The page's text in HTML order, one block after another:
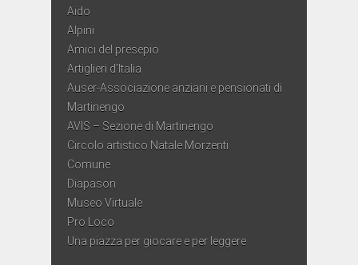
Aido
Alpini
Amici del presepio
Artiglieri d’Italia
Auser-Associazione anziani e pensionati di
Martinengo
AVIS – Sezione di Martinengo
Circolo artistico Natale Morzenti
Comune
Diapason
Museo Virtuale
Pro Loco
Una piazza per giocare e per leggere